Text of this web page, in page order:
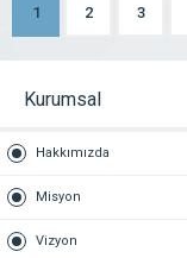
1 2 3
Kurumsal
Hakkımızda
Misyon
Vizyon